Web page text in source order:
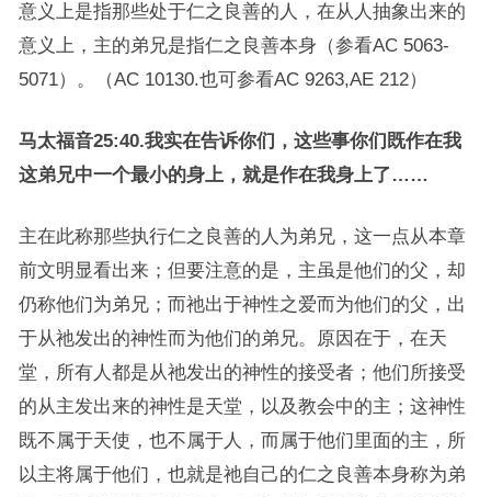
意义上是指那些处于仁之良善的人，在从人抽象出来的
意义上，主的弟兄是指仁之良善本身（参看AC 5063-
5071）。（AC 10130.也可参看AC 9263,AE 212）
马太福音25:40.我实在告诉你们，这些事你们既作在我
这弟兄中一个最小的身上，就是作在我身上了……
主在此称那些执行仁之良善的人为弟兄，这一点从本章
前文明显看出来；但要注意的是，主虽是他们的父，却
仍称他们为弟兄；而祂出于神性之爱而为他们的父，出
于从祂发出的神性而为他们的弟兄。原因在于，在天
堂，所有人都是从祂发出的神性的接受者；他们所接受
的从主发出来的神性是天堂，以及教会中的主；这神性
既不属于天使，也不属于人，而属于他们里面的主，所
以主将属于他们，也就是祂自己的仁之良善本身称为弟